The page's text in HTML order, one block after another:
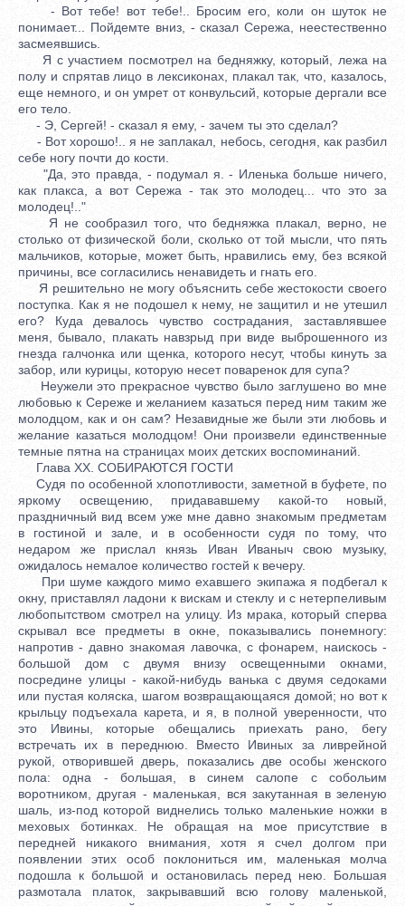
- Вот тебе! вот тебе!.. Бросим его, коли он шуток не
понимает... Пойдемте вниз, - сказал Сережа, неестественно
засмеявшись.
Я с участием посмотрел на бедняжку, который, лежа на
полу и спрятав лицо в лексиконах, плакал так, что, казалось,
еще немного, и он умрет от конвульсий, которые дергали все
его тело.
- Э, Сергей! - сказал я ему, - зачем ты это сделал?
- Вот хорошо!.. я не заплакал, небось, сегодня, как разбил
себе ногу почти до кости.
"Да, это правда, - подумал я. - Иленька больше ничего,
как плакса, а вот Сережа - так это молодец... что это за
молодец!.."
Я не сообразил того, что бедняжка плакал, верно, не
столько от физической боли, сколько от той мысли, что пять
мальчиков, которые, может быть, нравились ему, без всякой
причины, все согласились ненавидеть и гнать его.
Я решительно не могу объяснить себе жестокости своего
поступка. Как я не подошел к нему, не защитил и не утешил
его? Куда девалось чувство сострадания, заставлявшее
меня, бывало, плакать навзрыд при виде выброшенного из
гнезда галчонка или щенка, которого несут, чтобы кинуть за
забор, или курицы, которую несет поваренок для супа?
Неужели это прекрасное чувство было заглушено во мне
любовью к Сереже и желанием казаться перед ним таким же
молодцом, как и он сам? Незавидные же были эти любовь и
желание казаться молодцом! Они произвели единственные
темные пятна на страницах моих детских воспоминаний.
Глава XX. СОБИРАЮТСЯ ГОСТИ
Судя по особенной хлопотливости, заметной в буфете, по
яркому освещению, придававшему какой-то новый,
праздничный вид всем уже мне давно знакомым предметам
в гостиной и зале, и в особенности судя по тому, что
недаром же прислал князь Иван Иваныч свою музыку,
ожидалось немалое количество гостей к вечеру.
При шуме каждого мимо ехавшего экипажа я подбегал к
окну, приставлял ладони к вискам и стеклу и с нетерпеливым
любопытством смотрел на улицу. Из мрака, который сперва
скрывал все предметы в окне, показывались понемногу:
напротив - давно знакомая лавочка, с фонарем, наискось -
большой дом с двумя внизу освещенными окнами,
посредине улицы - какой-нибудь ванька с двумя седоками
или пустая коляска, шагом возвращающаяся домой; но вот к
крыльцу подъехала карета, и я, в полной уверенности, что
это Ивины, которые обещались приехать рано, бегу
встречать их в переднюю. Вместо Ивиных за ливрейной
рукой, отворившей дверь, показались две особы женского
пола: одна - большая, в синем салопе с собольим
воротником, другая - маленькая, вся закутанная в зеленую
шаль, из-под которой виднелись только маленькие ножки в
меховых ботинках. Не обращая на мое присутствие в
передней никакого внимания, хотя я счел долгом при
появлении этих особ поклониться им, маленькая молча
подошла к большой и остановилась перед нею. Большая
размотала платок, закрывавший всю голову маленькой,